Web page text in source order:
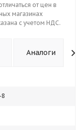
от цен в
магазинах
с учетом НДС.
Аналоги